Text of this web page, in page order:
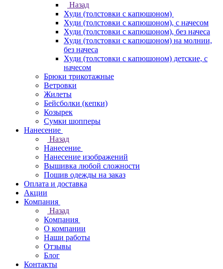
Назад
Худи (толстовки с капюшоном)
Худи (толстовки c капюшоном), с начесом
Худи (толстовки c капюшоном), без начеса
Худи (толстовки с капюшоном) на молнии,
без начеса
Худи (толстовки c капюшоном) детские, с
начесом
Брюки трикотажные
Ветровки
Жилеты
Бейсболки (кепки)
Козырек
Сумки шопперы
Нанесение
Назад
Нанесение
Нанесение изображений
Вышивка любой сложности
Пошив одежды на заказ
Оплата и доставка
Акции
Компания
Назад
Компания
О компании
Наши работы
Отзывы
Блог
Контакты